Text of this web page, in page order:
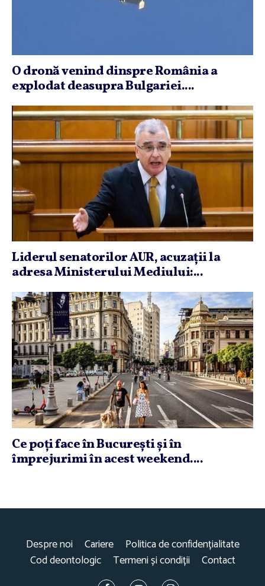
O dronă venind dinspre România a
explodat deasupra Bulgariei....
Liderul senatorilor AUR, acuzaţii la
adresa Ministerului Mediului:...
Ce poţi face în Bucureşti şi în
împrejurimi în acest weekend....
Despre noi Cariere
Politica de confidențialitate
Cod deontologic
Termeni și condiții Contact